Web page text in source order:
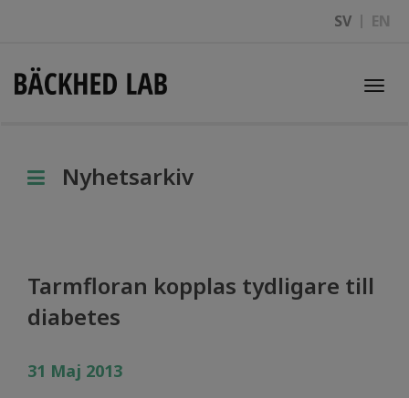
SV EN
Nyhetsarkiv
Tarmfloran kopplas tydligare till
diabetes
31 Maj 2013